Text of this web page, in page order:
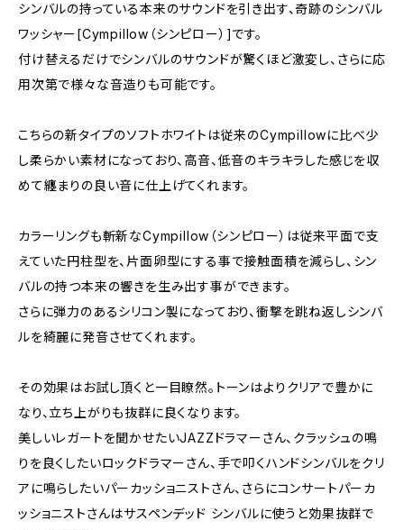
シンバルの持っている本来のサウンドを引き出す、奇跡のシンバル
ワッシャー[Cympillow（シンピロー）]です。
付け替えるだけでシンバルのサウンドが驚くほど激変し、さらに応
用次第で様々な音造りも可能です。
こちらの新タイプのソフトホワイトは従来のCympillowに比べ少
し柔らかい素材になっており、高音、低音のキラキラした感じを収
めて纏まりの良い音に仕上げてくれます。
カラーリングも斬新なCympillow（シンピロー）は従来平面で支
えていた円柱型を、片面卵型にする事で接触面積を減らし、シン
バルの持つ本来の響きを生み出す事ができます。
さらに弾力のあるシリコン製になっており、衝撃を跳ね返しシンバ
ルを綺麗に発音させてくれます。
その効果はお試し頂くと一目瞭然。トーンはよりクリアで豊かに
なり、立ち上がりも抜群に良くなります。
美しいレガートを聞かせたいJAZZドラマーさん、クラッシュの鳴
りを良くしたいロックドラマーさん、手で叩くハンドシンバルをクリ
アに鳴らしたいパーカッショニストさん、さらにコンサートパーカ
ッショニストさんはサスペンデッド シンバルに使うと効果抜群で